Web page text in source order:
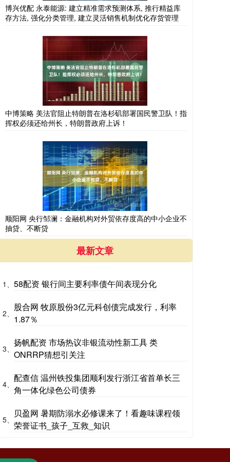
博兴优配 永泰能源: 建立精准需求预测体系, 推行精益库
存方法, 强化分类管理, 建立灵活销售机制优化存货管理
中博策略 美法官阻止特朗普在洛杉矶部署国民警卫队！指
挥权必须还给州长，特朗普政府上诉！
顺阳网 央行邹澜：金融机构对外贸依存度高的中小企业不
抽贷、不断贷
最新文章
1、 58配资 银行间主要利率债午间表现分化
2、
股合网 牧原股份3亿元科创债完成发行，利率
1.87％
3、
扬帆配资 市场热议非银流动性新工具 类
ONRRP猜想引关注
4、
配查信 温州铁投集团顺利发行浙江省首单长三
角一体化绿色公司债券
5、
贝盈网 暑期防溺水必修课来了！看趣味课程领
荣誉证书_孩子_互救_知识